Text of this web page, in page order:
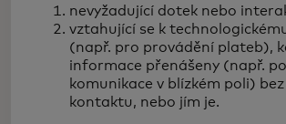
nevyžadující dotek nebo
vztahující se k
(např. pro provádění plateb),
informace přenášeny (např.
komunikace v blízkém poli)
kontaktu, nebo jím je.